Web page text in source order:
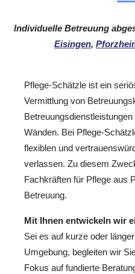
Individuelle Betreuung
Eisingen,
Pflege-Schätzle ist ein
Vermittlung von
Wänden. Bei Pflege-
flexiblen und
verlassen. Zu diesem
Fachkräften für Pflege aus
Betreuung.
Mit Ihnen entwickeln wir
Sei es auf kurze oder
Umgebung, begleiten wir
Fokus auf fundierte